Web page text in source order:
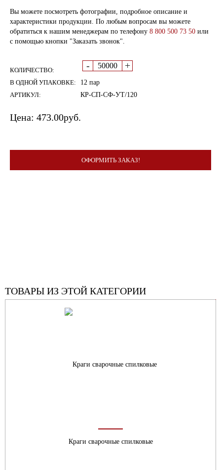
Вы можете посмотреть фотографии, подробное описание и
характеристики продукции. По любым вопросам вы можете
обратиться к нашим менеджерам по телефону 8 800 500 73 50 или
с помощью кнопки "Заказать звонок".
КОЛИЧЕСТВО: - +
В ОДНОЙ УПАКОВКЕ:
12 пар
АРТИКУЛ:
КР-СП-СФ-УТ/120
Цена: 473.00руб.
ОФОРМИТЬ ЗАКАЗ!
ТОВАРЫ ИЗ ЭТОЙ КАТЕГОРИИ
Краги сварочные спилковые